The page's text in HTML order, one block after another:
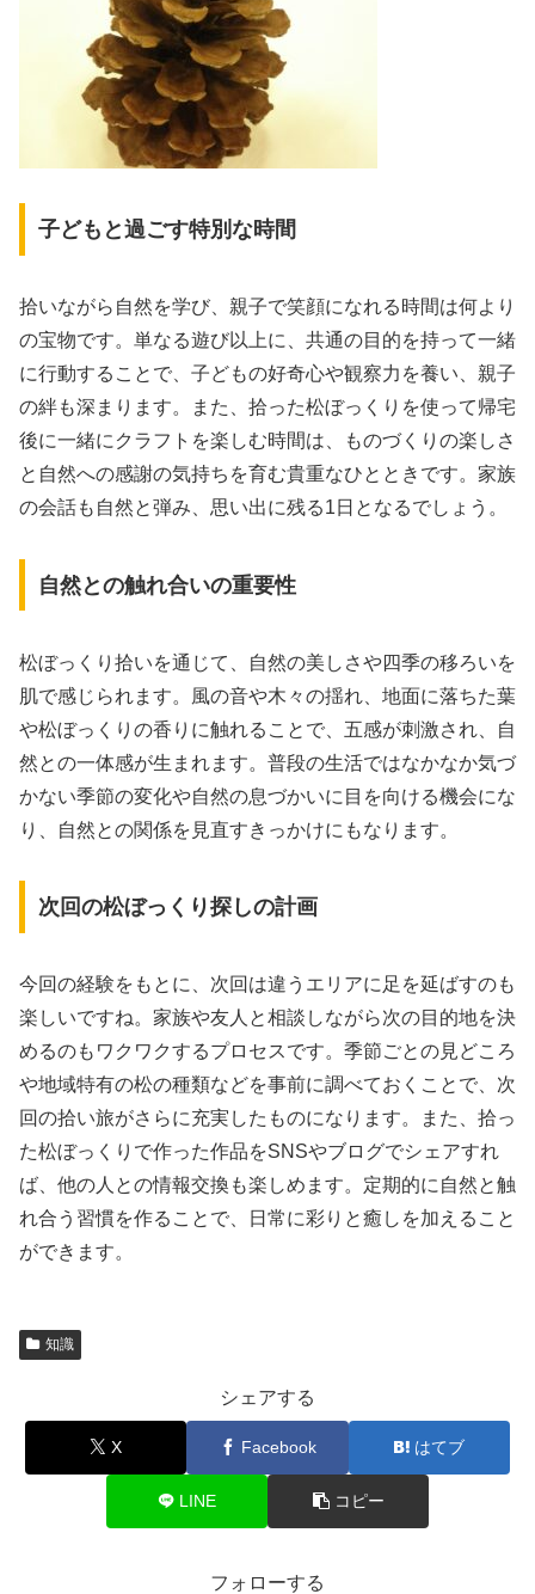
子どもと過ごす特別な時間
拾いながら自然を学び、親子で笑顔になれる時間は何より
の宝物です。単なる遊び以上に、共通の目的を持って一緒
に行動することで、子どもの好奇心や観察力を養い、親子
の絆も深まります。また、拾った松ぼっくりを使って帰宅
後に一緒にクラフトを楽しむ時間は、ものづくりの楽しさ
と自然への感謝の気持ちを育む貴重なひとときです。家族
の会話も自然と弾み、思い出に残る1日となるでしょう。
自然との触れ合いの重要性
松ぼっくり拾いを通じて、自然の美しさや四季の移ろいを
肌で感じられます。風の音や木々の揺れ、地面に落ちた葉
や松ぼっくりの香りに触れることで、五感が刺激され、自
然との一体感が生まれます。普段の生活ではなかなか気づ
かない季節の変化や自然の息づかいに目を向ける機会にな
り、自然との関係を見直すきっかけにもなります。
次回の松ぼっくり探しの計画
今回の経験をもとに、次回は違うエリアに足を延ばすのも
楽しいですね。家族や友人と相談しながら次の目的地を決
めるのもワクワクするプロセスです。季節ごとの見どころ
や地域特有の松の種類などを事前に調べておくことで、次
回の拾い旅がさらに充実したものになります。また、拾っ
た松ぼっくりで作った作品をSNSやブログでシェアすれ
ば、他の人との情報交換も楽しめます。定期的に自然と触
れ合う習慣を作ることで、日常に彩りと癒しを加えること
ができます。
知識
シェアする
X Facebook はてブ
LINE コピー
フォローする